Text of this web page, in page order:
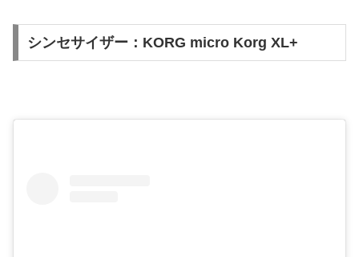
シンセサイザー：KORG micro Korg XL+